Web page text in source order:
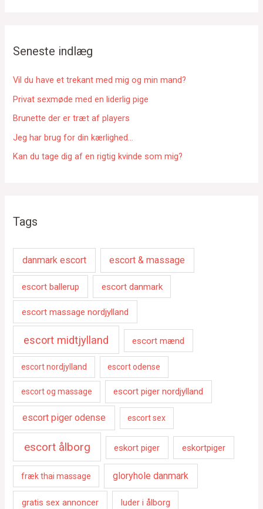
f
e
r
:
Seneste indlæg
Vil du have et trekant med mig og min mand?
Privat sexmøde med en liderlig pige
Brunette der er træt af players
Jeg har brug for din kærlighed…
Kan du tage dig af en rigtig kvinde som mig?
Tags
danmark escort escort & massage
escort ballerup escort danmark
escort massage nordjylland
escort midtjylland escort mænd
escort nordjylland escort odense
escort og massage escort piger nordjylland
escort piger odense escort sex
escort ålborg eskort piger eskortpiger
fræk thai massage gloryhole danmark
gratis sex annoncer luder i ålborg